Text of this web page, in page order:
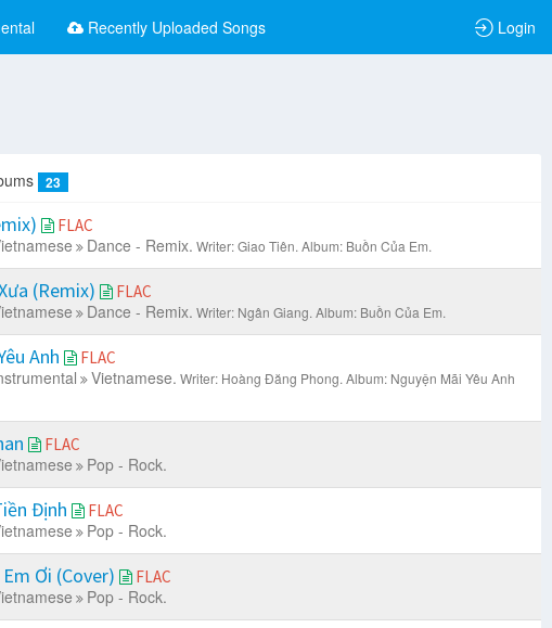
Recently Uploaded Songs Login
23
FLAC
Dance - Remix. Writer: Giao Tiên. Album: Buồn Của Em.
(Remix) FLAC
Dance - Remix. Writer: Ngân Giang. Album: Buồn Của Em.
Anh FLAC
Vietnamese. Writer: Hoàng Đăng Phong. Album: Nguyện Mãi Yêu Anh
FLAC
Pop - Rock.
Định FLAC
Pop - Rock.
Ơi (Cover) FLAC
Pop - Rock.